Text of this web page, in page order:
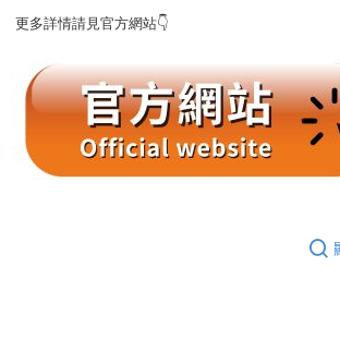
更多詳情請見官方網站👇